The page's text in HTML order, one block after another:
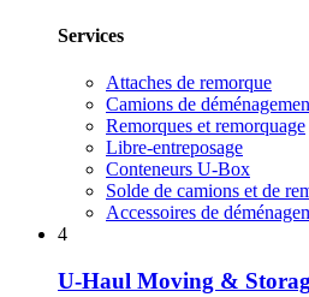
Services
Attaches de remorque
Camions de
Remorques et remorquage
Libre-entreposage
Conteneurs U-Box
Solde de camions et de
Accessoires de
4
U-Haul Moving &